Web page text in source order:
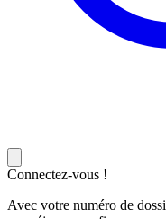
Connectez-vous !
Avec votre numéro de